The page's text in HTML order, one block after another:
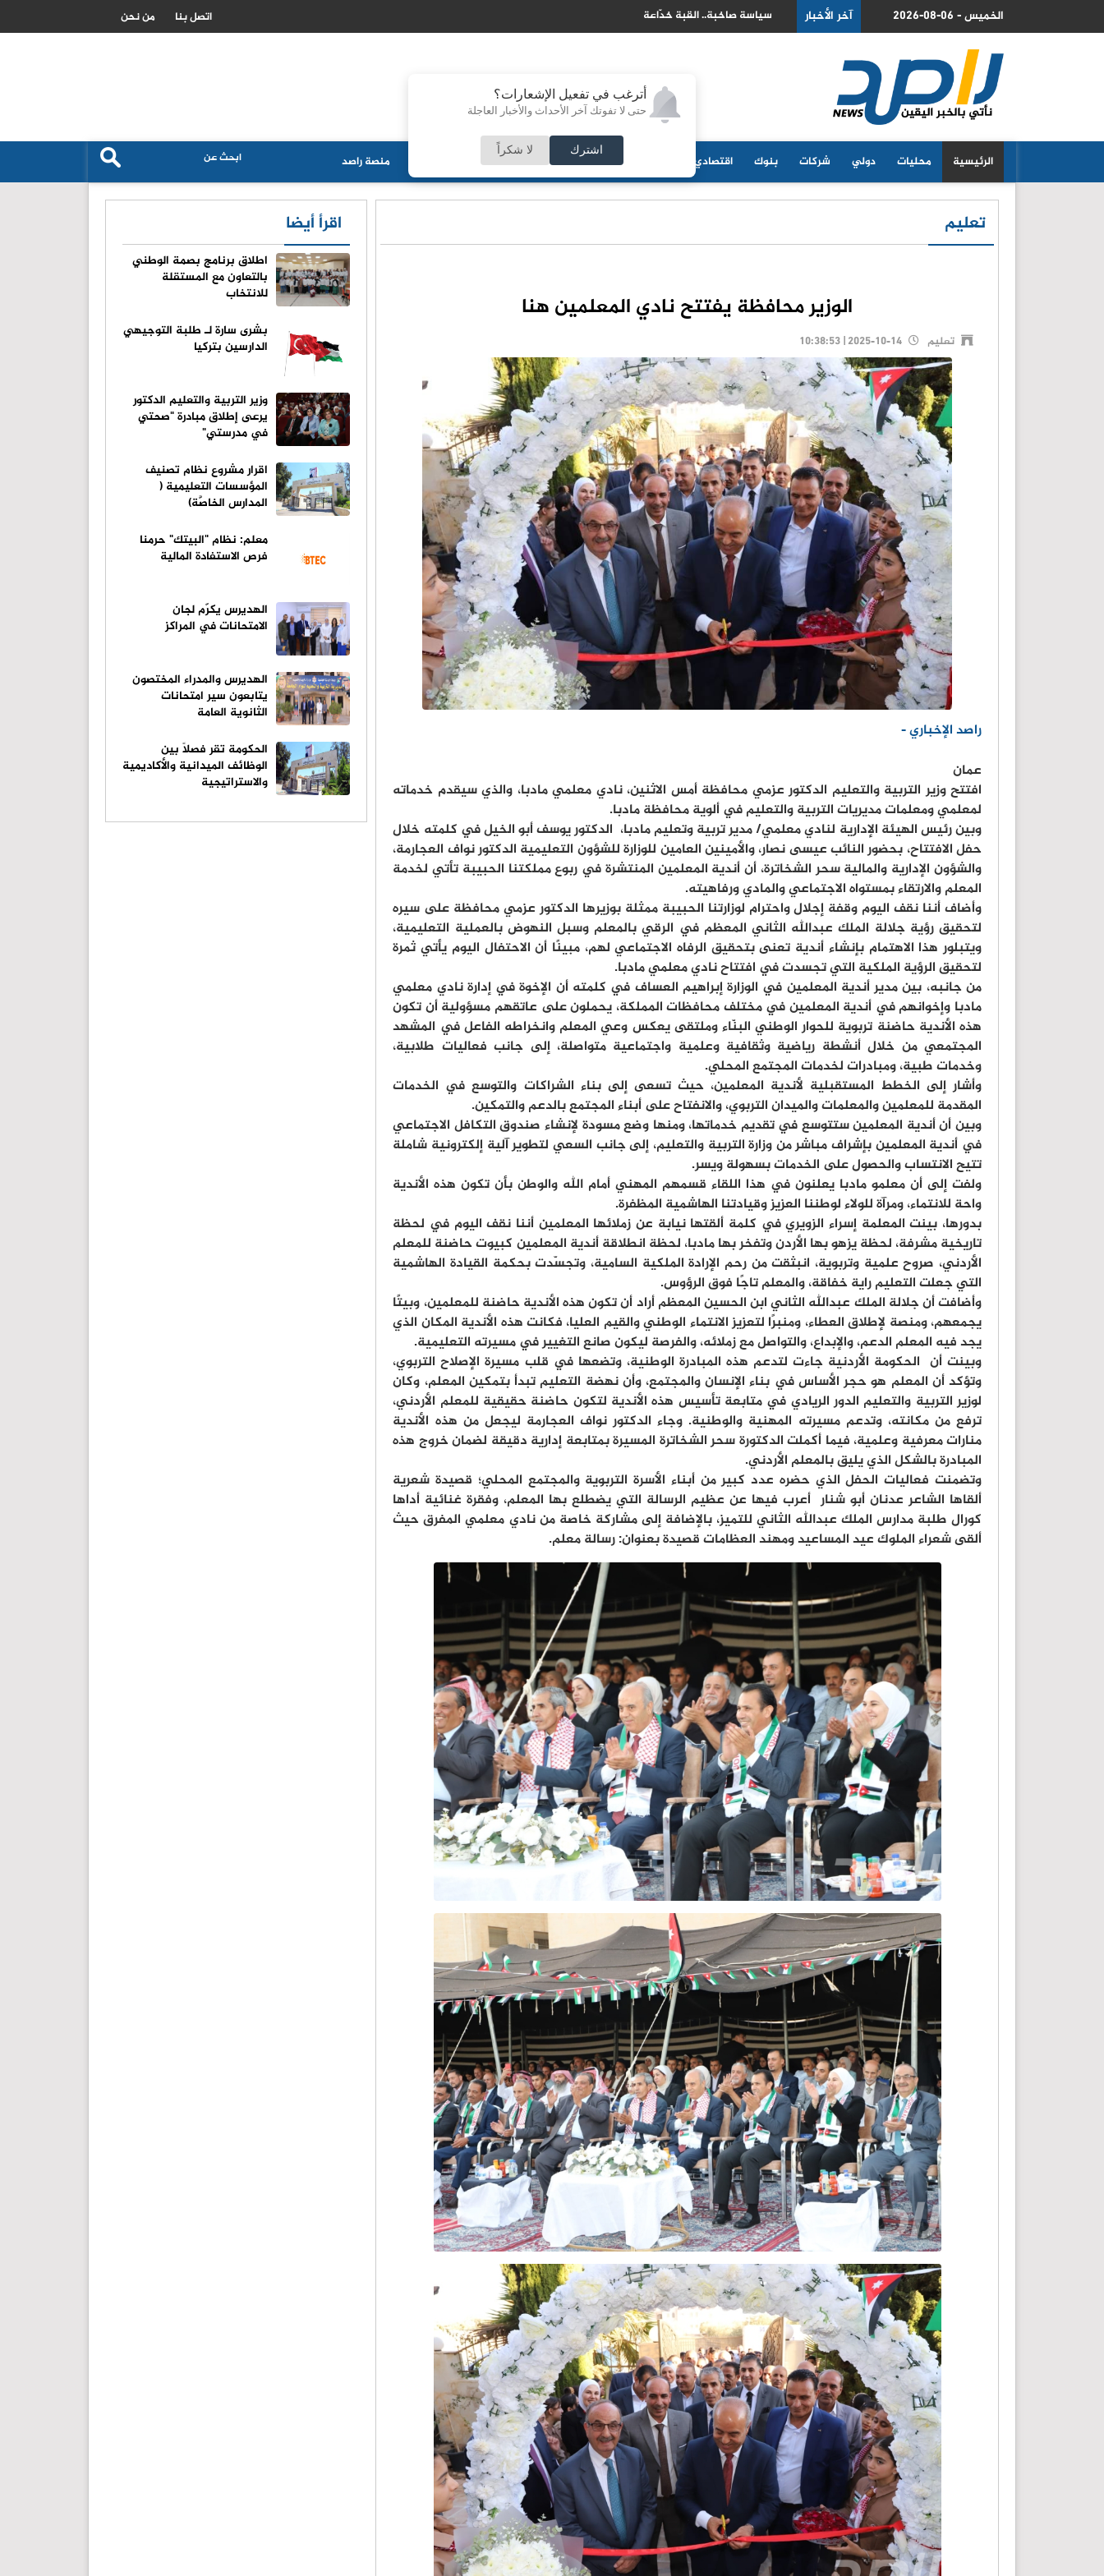
أترغب في تفعيل الإشعارات؟
حتى لا تفوتك آخر الأحداث والأخبار العاجلة
اشترك لا شكراً
2026-08-06 - الخميس آخر الأخبار وزير الداخلية يعيّن هيئة إدارة مؤقتة لجمعية “مجلس أبناء الدعجة" كيف ساهمت الاخبار المضللة في اشعال ازمة الهجرة بمدينة سبتة
من نحن اتصل بنا
الرئيسية محليات دولي شركات بنوك اقتصادي منوعات ثقافة مجلس الأمة منصة راصد
تعليم
الوزير محافظة يفتتح نادي المعلمين هنا
تعليم
راصد الإخباري -
عمان
افتتح وزير التربية والتعليم الدكتور عزمي محافظة أمس الاثنين، نادي معلمي مادبا، والذي سيقدم خدماته
لمعلمي ومعلمات مديريات التربية والتعليم في ألوية محافظة مادبا.
وبين رئيس الهيئة الإدارية لنادي معلمي/ مدير تربية وتعليم مادبا، الدكتور يوسف أبو الخيل في كلمته خلال
حفل الافتتاح، بحضور النائب عيسى نصار، والأمينين العامين للوزارة للشؤون التعليمية الدكتور نواف العجارمة،
والشؤون الإدارية والمالية سحر الشخاترة، أن أندية المعلمين المنتشرة في ربوع مملكتنا الحبيبة تأتي لخدمة
المعلم والارتقاء بمستواه الاجتماعي والمادي ورفاهيته.
وأضاف أننا نقف اليوم وقفة إجلال واحترام لوزارتنا الحبيبة ممثلة بوزيرها الدكتور عزمي محافظة على سيره
لتحقيق رؤية جلالة الملك عبدالله الثاني المعظم في الرقي بالمعلم وسبل النهوض بالعملية التعليمية،
ويتبلور هذا الاهتمام بإنشاء أندية تعنى بتحقيق الرفاه الاجتماعي لهم، مبينًا أن الاحتفال اليوم يأتي ثمرة
لتحقيق الرؤية الملكية التي تجسدت في افتتاح نادي معلمي مادبا.
من جانبه، بين مدير أندية المعلمين في الوزارة إبراهيم العساف في كلمته أن الإخوة في إدارة نادي معلمي
مادبا وإخوانهم في أندية المعلمين في مختلف محافظات المملكة، يحملون على عاتقهم مسؤولية أن تكون
هذه الأندية حاضنة تربوية للحوار الوطني البنّاء وملتقى يعكس وعي المعلم وانخراطه الفاعل في المشهد
المجتمعي من خلال أنشطة رياضية وثقافية وعلمية واجتماعية متواصلة، إلى جانب فعاليات طلابية،
وخدمات طبية، ومبادرات لخدمات المجتمع المحلي.
وأشار إلى الخطط المستقبلية لأندية المعلمين، حيث تسعى إلى بناء الشراكات والتوسع في الخدمات
المقدمة للمعلمين والمعلمات والميدان التربوي، والانفتاح على أبناء المجتمع بالدعم والتمكين.
وبين أن أندية المعلمين ستتوسع في تقديم خدماتها، ومنها وضع مسودة لإنشاء صندوق التكافل الاجتماعي
في أندية المعلمين بإشراف مباشر من وزارة التربية والتعليم، إلى جانب السعي لتطوير آلية إلكترونية شاملة
تتيح الانتساب والحصول على الخدمات بسهولة ويسر.
ولفت إلى أن معلمو مادبا يعلنون في هذا اللقاء قسمهم المهني أمام الله والوطن بأن تكون هذه الأندية
واحة للانتماء، ومرآة للولاء لوطننا العزيز وقيادتنا الهاشمية المظفرة.
بدورها، بينت المعلمة إسراء الزويري في كلمة ألقتها نيابة عن زملائها المعلمين أننا نقف اليوم في لحظة
تاريخية مشرفة، لحظة يزهو بها الأردن وتفخر بها مادبا، لحظة انطلاقة أندية المعلمين كبيوت حاضنة للمعلم
الأردني، صروح علمية وتربوية، انبثقت من رحم الإرادة الملكية السامية، وتجسّدت بحكمة القيادة الهاشمية
التي جعلت التعليم راية خفاقة، والمعلم تاجًا فوق الرؤوس.
وأضافت أن جلالة الملك عبدالله الثاني ابن الحسين المعظم أراد أن تكون هذه الأندية حاضنة للمعلمين، وبيتًا
يجمعهم، ومنصة لإطلاق العطاء، ومنبرًا لتعزيز الانتماء الوطني والقيم العليا، فكانت هذه الأندية المكان الذي
يجد فيه المعلم الدعم، والإبداع، والتواصل مع زملائه، والفرصة ليكون صانع التغيير في مسيرته التعليمية.
وبينت أن الحكومة الأردنية جاءت لتدعم هذه المبادرة الوطنية، وتضعها في قلب مسيرة الإصلاح التربوي،
وتؤكد أن المعلم هو حجر الأساس في بناء الإنسان والمجتمع، وأن نهضة التعليم تبدأ بتمكين المعلم، وكان
لوزير التربية والتعليم الدور الريادي في متابعة تأسيس هذه الأندية لتكون حاضنة حقيقية للمعلم الأردني،
ترفع من مكانته، وتدعم مسيرته المهنية والوطنية. وجاء الدكتور نواف العجارمة ليجعل من هذه الأندية
منارات معرفية وعلمية، فيما أكملت الدكتورة سحر الشخاترة المسيرة بمتابعة إدارية دقيقة لضمان خروج هذه
المبادرة بالشكل الذي يليق بالمعلم الأردني.
وتضمنت فعاليات الحفل الذي حضره عدد كبير من أبناء الأسرة التربوية والمجتمع المحلي؛ قصيدة شعرية
ألقاها الشاعر عدنان أبو شنار أعرب فيها عن عظيم الرسالة التي يضطلع بها المعلم، وفقرة غنائية أداها
كورال طلبة مدارس الملك عبدالله الثاني للتميز، بالإضافة إلى مشاركة خاصة من نادي معلمي المفرق حيث
ألقى شعراء الملوك عيد المساعيد ومهند العظامات قصيدة بعنوان: رسالة معلم.
اقرأ أيضا
اطلاق برنامج بصمة الوطني
بالتعاون مع المستقلة
للانتخاب
بشرى سارة لـ طلبة التوجيهي
الدارسين بتركيا
وزير التربية والتعليم الدكتور
يرعى إطلاق مبادرة "صحتي
في مدرستي"
اقرار مشروع نظام تصنيف
المؤسسات التعليمية (
المدارس الخاصَّة)
معلم: نظام "البيتك" حرمنا
فرص الاستفادة المالية
الهديرس يكرّم لجان
الامتحانات في المراكز
الهديرس والمدراء المختصون
يتابعون سير امتحانات
الثانوية العامة
الحكومة تقر فصلاً بين
الوظائف الميدانية والأكاديمية
والاستراتيجية